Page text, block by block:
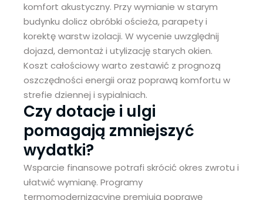
komfort akustyczny. Przy wymianie w starym
budynku dolicz obróbki ościeża, parapety i
korektę warstw izolacji. W wycenie uwzględnij
dojazd, demontaż i utylizację starych okien.
Koszt całościowy warto zestawić z prognozą
oszczędności energii oraz poprawą komfortu w
strefie dziennej i sypialniach.
Czy dotacje i ulgi
pomagają zmniejszyć
wydatki?
Wsparcie finansowe potrafi skrócić okres zwrotu i
ułatwić wymianę. Programy
termomodernizacyjne premiują poprawę